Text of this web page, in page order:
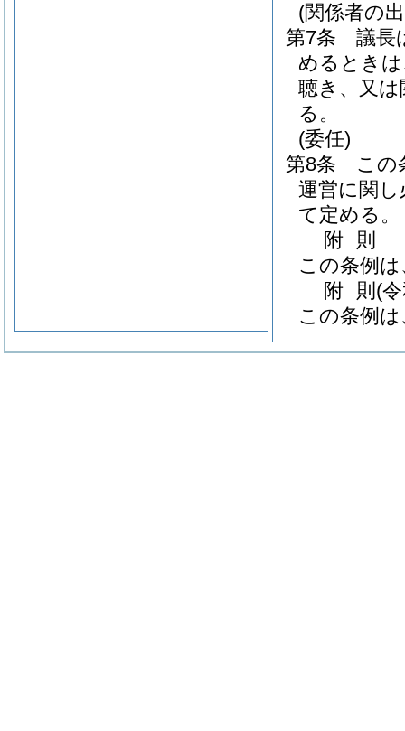
(関係者の
第7条
議長
めるとき
聴き、又
る。
(委任)
第8条
この
運営に関
て定める。
附 則
この条例
附 則 (
この条例